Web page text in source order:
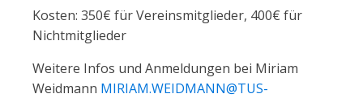
Kosten: 350€ für Vereinsmitglieder, 400€ für
Nichtmitglieder
Weitere Infos und Anmeldungen bei Miriam
Weidmann MIRIAM.WEIDMANN@TUS-